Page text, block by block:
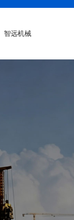
智远机械